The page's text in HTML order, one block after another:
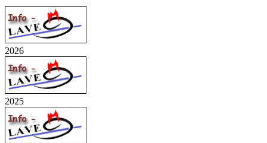
2026
2025